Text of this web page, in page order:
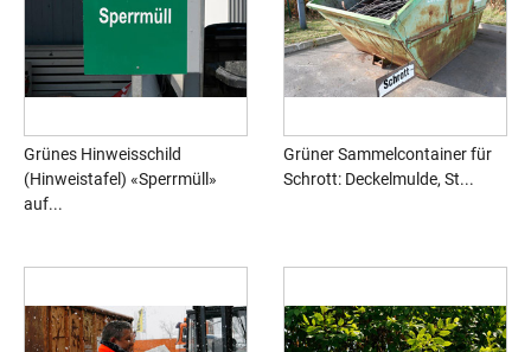
Grünes Hinweisschild
(Hinweistafel) «Sperrmüll»
auf...
Grüner Sammelcontainer für
Schrott: Deckelmulde, St...